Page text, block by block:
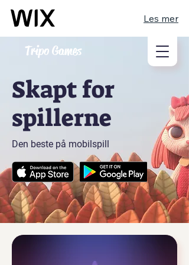
Les mer